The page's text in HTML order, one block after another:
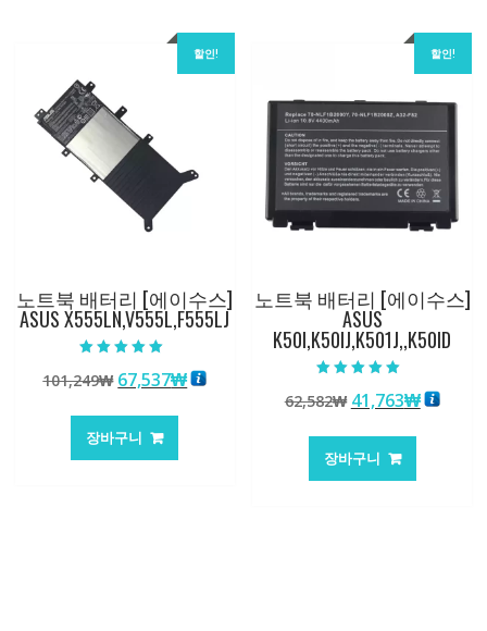
할인!
노트북 배터리 [에이수스]
ASUS X555LN,V555L,F555LJ
5.00
로 평가됨
101,249₩ 원
가
격:
67,537₩현
장바구니
할인!
노트북 배터리 [에이수스]
ASUS
K50I,K50IJ,K501J,,K50ID
5.00
로 평가됨
62,582₩ 원
가
격:
41,763₩현
장바구니